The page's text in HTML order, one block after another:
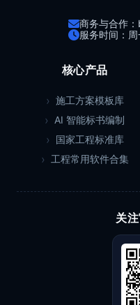
商务与合作
服务时间：
核心产品
施工方案模板库
AI 智能标书编制
国家工程标准库
工程常用软件合集
关